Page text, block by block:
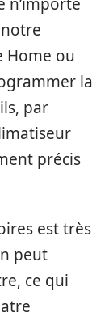
Home ou
la
par
précis
est très
peut
ce qui